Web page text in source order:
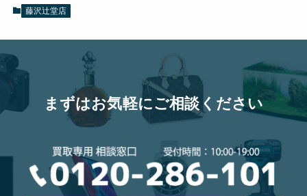
藤沢辻堂店
まずはお気軽にご相談ください